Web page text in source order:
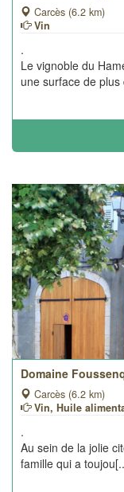
Carcès (6.2 km)
Vin
.
Le vignoble du
une surface de plus
Domaine
Carcès (6.2 km)
Vin, Huile
.
Au sein de la jolie
famille qui a